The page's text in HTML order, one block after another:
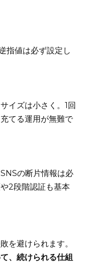
指値は必ず設定し
イズは小さく。1回
てる運用が無難で
の断片情報は必
2段階認証も基本
を避けられます。
、続けられる仕組